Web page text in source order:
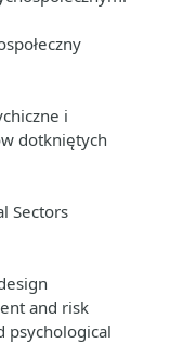
i
dotkniętych
Sectors
and risk
psychological